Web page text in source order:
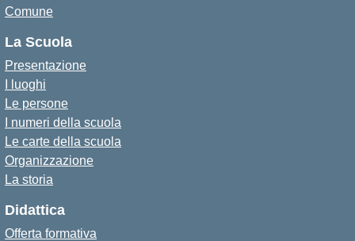
Comune
La Scuola
Presentazione
I luoghi
Le persone
I numeri della scuola
Le carte della scuola
Organizzazione
La storia
Didattica
Offerta formativa